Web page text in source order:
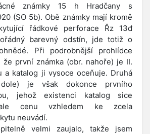
známky 15 h Hradčany s
(SO 5b). Obě známky mají kromě
řádkové perforace Řz 13đ
barevný odstín, jde totiž o
Při podrobnější prohlídce
první známka (obr. nahoře) je II.
a katalog ji vysoce oceňuje. Druhá
je však dokonce prvního
jehož existenci katalog sice
ale cenu vzhledem ke zcela
neuvádí.
velmi zaujalo, takže jsem